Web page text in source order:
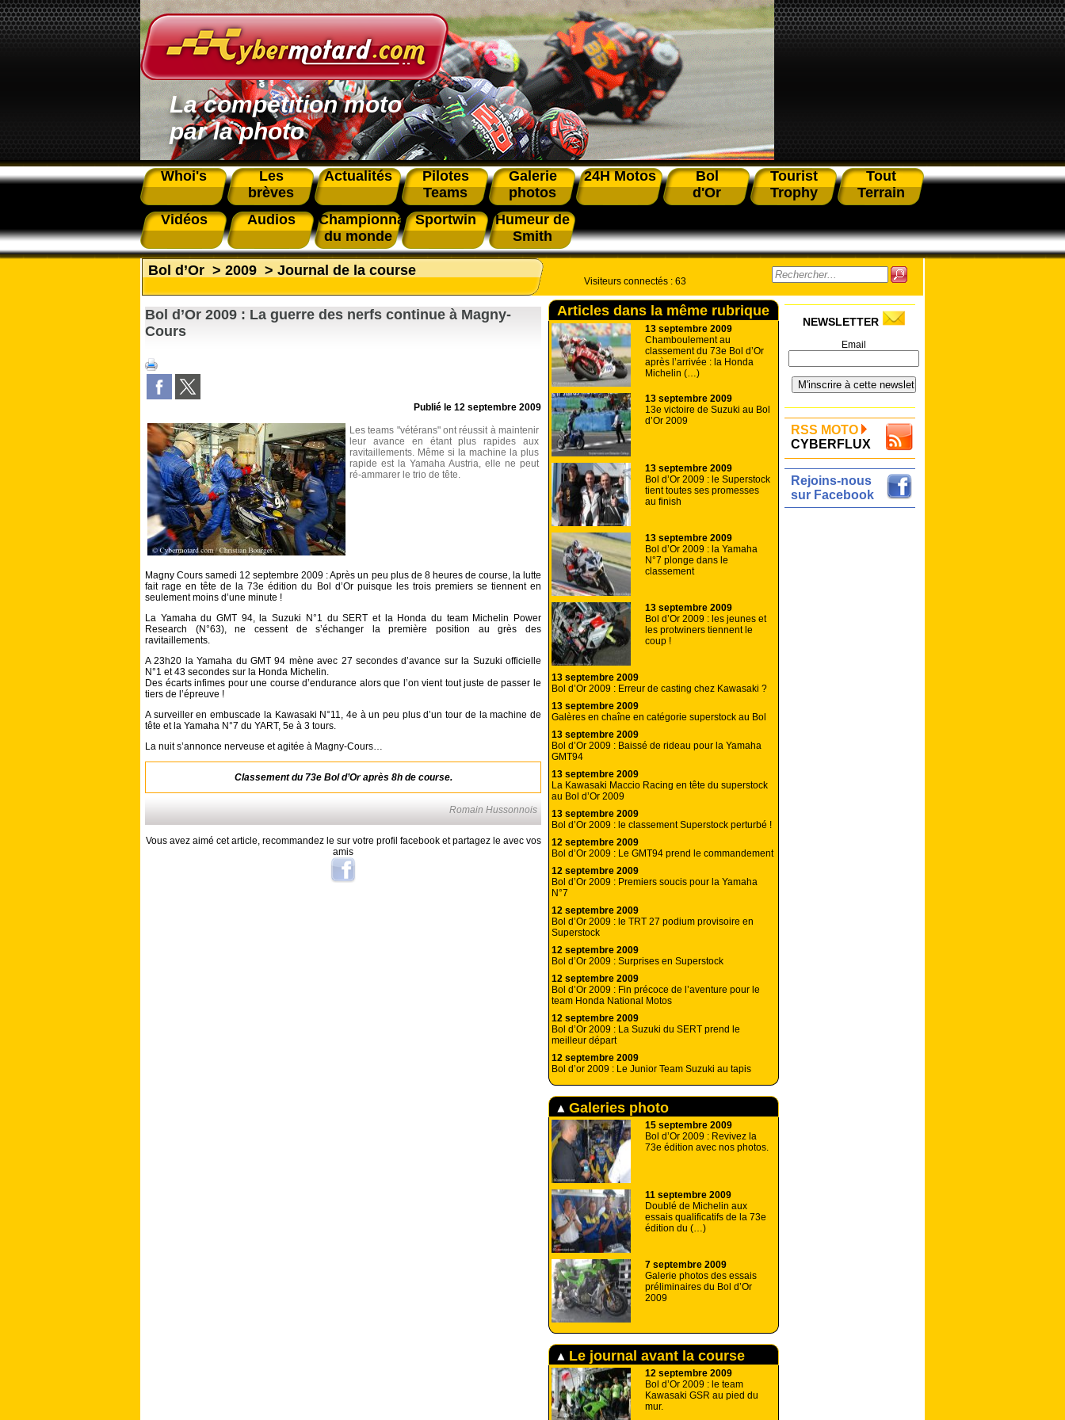
La compétition moto
par la photo
Whoi's
Les
brèves
Actualités
Pilotes
Teams
Galerie
photos
24H Motos
Bol
d'Or
Tourist
Trophy
Tout
Terrain
Vidéos
Audios
Championnat
du monde
Sportwin
Humeur de
Smith
Bol d’Or > 2009 > Journal de la course
Bol d’Or 2009 : La guerre des nerfs continue à Magny-
Cours
Publié le 12 septembre 2009
Les teams "vétérans" ont réussit à maintenir
leur avance en étant plus rapides aux
ravitaillements. Même si la machine la plus
rapide est la Yamaha Austria, elle ne peut
ré-ammarer le trio de tête.
Magny Cours samedi 12 septembre 2009 : Après un peu plus de 8 heures de course, la lutte
fait rage en tête de la 73e édition du Bol d’Or puisque les trois premiers se tiennent en
seulement moins d’une minute !
La Yamaha du GMT 94, la Suzuki N°1 du SERT et la Honda du team Michelin Power
Research (N°63), ne cessent de s’échanger la première position au grès des
ravitaillements.
A 23h20 la Yamaha du GMT 94 mène avec 27 secondes d’avance sur la Suzuki officielle
N°1 et 43 secondes sur la Honda Michelin.
Des écarts infimes pour une course d’endurance alors que l’on vient tout juste de passer le
tiers de l’épreuve !
A surveiller en embuscade la Kawasaki N°11, 4e à un peu plus d’un tour de la machine de
tête et la Yamaha N°7 du YART, 5e à 3 tours.
La nuit s’annonce nerveuse et agitée à Magny-Cours…
Classement du 73e Bol d’Or après 8h de course.
Romain Hussonnois
Vous avez aimé cet article, recommandez le sur votre profil facebook et partagez le avec vos
amis
Visiteurs connectés : 63
Articles dans la même rubrique
13 septembre 2009
Chamboulement au
classement du 73e Bol d’Or
après l’arrivée : la Honda
Michelin (…)
13 septembre 2009
13e victoire de Suzuki au Bol
d’Or 2009
13 septembre 2009
Bol d’Or 2009 : le Superstock
tient toutes ses promesses
au finish
13 septembre 2009
Bol d’Or 2009 : la Yamaha
N°7 plonge dans le
classement
13 septembre 2009
Bol d’Or 2009 : les jeunes et
les protwiners tiennent le
coup !
13 septembre 2009
Bol d’Or 2009 : Erreur de casting chez Kawasaki ?
13 septembre 2009
Galères en chaîne en catégorie superstock au Bol
13 septembre 2009
Bol d’Or 2009 : Baissé de rideau pour la Yamaha
GMT94
13 septembre 2009
La Kawasaki Maccio Racing en tête du superstock
au Bol d’Or 2009
13 septembre 2009
Bol d’Or 2009 : le classement Superstock perturbé !
12 septembre 2009
Bol d’Or 2009 : Le GMT94 prend le commandement
12 septembre 2009
Bol d’Or 2009 : Premiers soucis pour la Yamaha
N°7
12 septembre 2009
Bol d’Or 2009 : le TRT 27 podium provisoire en
Superstock
12 septembre 2009
Bol d’Or 2009 : Surprises en Superstock
12 septembre 2009
Bol d’Or 2009 : Fin précoce de l’aventure pour le
team Honda National Motos
12 septembre 2009
Bol d’Or 2009 : La Suzuki du SERT prend le
meilleur départ
12 septembre 2009
Bol d’or 2009 : Le Junior Team Suzuki au tapis
Galeries photo
15 septembre 2009
Bol d’Or 2009 : Revivez la
73e édition avec nos photos.
11 septembre 2009
Doublé de Michelin aux
essais qualificatifs de la 73e
édition du (…)
7 septembre 2009
Galerie photos des essais
préliminaires du Bol d’Or
2009
Le journal avant la course
12 septembre 2009
Bol d’Or 2009 : le team
Kawasaki GSR au pied du
mur.
NEWSLETTER
Email
RSS MOTO
CYBERFLUX
Rejoins-nous
sur Facebook